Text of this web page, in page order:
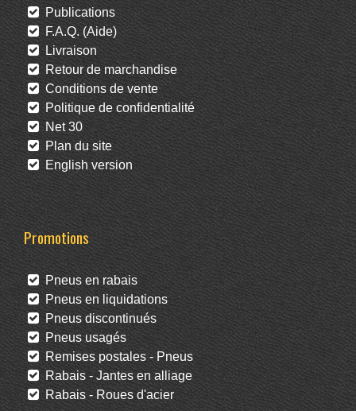
Publications
F.A.Q. (Aide)
Livraison
Retour de marchandise
Conditions de vente
Politique de confidentialité
Net 30
Plan du site
English version
Promotions
Pneus en rabais
Pneus en liquidations
Pneus discontinués
Pneus usagés
Remises postales - Pneus
Rabais - Jantes en alliage
Rabais - Roues d'acier